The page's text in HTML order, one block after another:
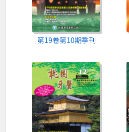
第19卷第10期季刊